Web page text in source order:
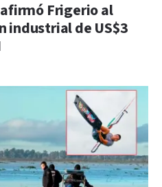
Frigerio al
industrial de US$3